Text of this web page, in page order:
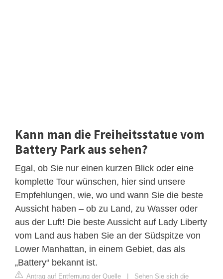
Kann man die Freiheitsstatue vom
Battery Park aus sehen?
Egal, ob Sie nur einen kurzen Blick oder eine
komplette Tour wünschen, hier sind unsere
Empfehlungen, wie, wo und wann Sie die beste
Aussicht haben – ob zu Land, zu Wasser oder
aus der Luft! Die beste Aussicht auf Lady Liberty
vom Land aus haben Sie an der Südspitze von
Lower Manhattan, in einem Gebiet, das als
„Battery“ bekannt ist.
Antrag auf Entfernung der Quelle | Sehen Sie sich die